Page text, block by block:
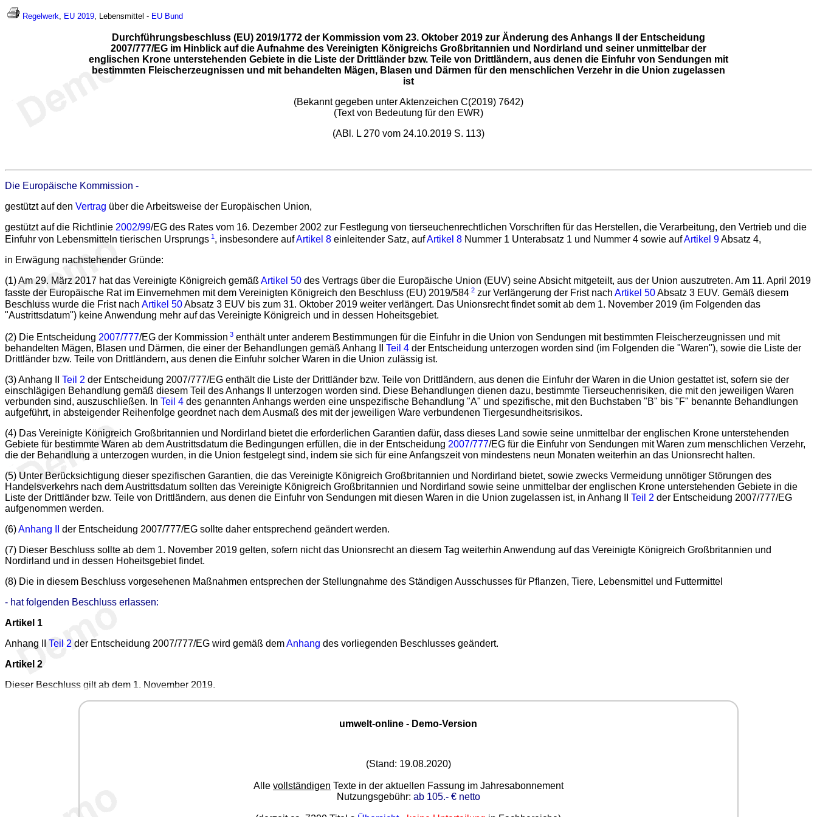
Regelwerk, EU 2019, Lebensmittel - EU Bund
Durchführungsbeschluss (EU) 2019/1772 der Kommission vom 23. Oktober 2019 zur Änderung des Anhangs II der Entscheidung
2007/777/EG im Hinblick auf die Aufnahme des Vereinigten Königreichs Großbritannien und Nordirland und seiner unmittelbar der
englischen Krone unterstehenden Gebiete in die Liste der Drittländer bzw. Teile von Drittländern, aus denen die Einfuhr von Sendungen mit
bestimmten Fleischerzeugnissen und mit behandelten Mägen, Blasen und Därmen für den menschlichen Verzehr in die Union zugelassen
ist
(Bekannt gegeben unter Aktenzeichen C(2019) 7642)
(Text von Bedeutung für den EWR)
(ABl. L 270 vom 24.10.2019 S. 113)
Die Europäische Kommission -
gestützt auf den Vertrag über die Arbeitsweise der Europäischen Union,
gestützt auf die Richtlinie 2002/99/EG des Rates vom 16. Dezember 2002 zur Festlegung von tierseuchenrechtlichen Vorschriften für das Herstellen, die Verarbeitung, den Vertrieb und die
Einfuhr von Lebensmitteln tierischen Ursprungs 1 , insbesondere aufArtikel 8 einleitender Satz, aufArtikel 8 Nummer 1 Unterabsatz 1 und Nummer 4 sowie aufArtikel 9Absatz 4,
in Erwägung nachstehender Gründe:
(1) Am 29. März 2017 hat das Vereinigte Königreich gemäß Artikel 50 des Vertrags über die Europäische Union (EUV) seine Absicht mitgeteilt, aus der Union auszutreten. Am 11. April 2019
fasste der Europäische Rat im Einvernehmen mit dem Vereinigten Königreich den Beschluss (EU) 2019/584 2 zur Verlängerung der Frist nach Artikel 50Absatz 3 EUV. Gemäß diesem
Beschluss wurde die Frist nach Artikel 50Absatz 3 EUV bis zum 31. Oktober 2019 weiter verlängert. Das Unionsrecht findet somit ab dem 1. November 2019 (im Folgenden das
"Austrittsdatum") keine Anwendung mehr auf das Vereinigte Königreich und in dessen Hoheitsgebiet.
(2) Die Entscheidung 2007/777/EG der Kommission 3 enthält unter anderem Bestimmungen für die Einfuhr in die Union von Sendungen mit bestimmten Fleischerzeugnissen und mit
behandelten Mägen, Blasen und Därmen, die einer der Behandlungen gemäß Anhang II Teil 4 der Entscheidung unterzogen worden sind (im Folgenden die "Waren"), sowie die Liste der
Drittländer bzw. Teile von Drittländern, aus denen die Einfuhr solcher Waren in die Union zulässig ist.
(3) Anhang II Teil 2 der Entscheidung 2007/777/EG enthält die Liste der Drittländer bzw. Teile von Drittländern, aus denen die Einfuhr der Waren in die Union gestattet ist, sofern sie der
einschlägigen Behandlung gemäß diesem Teil des Anhangs II unterzogen worden sind. Diese Behandlungen dienen dazu, bestimmte Tierseuchenrisiken, die mit den jeweiligen Waren
verbunden sind, auszuschließen. In Teil 4 des genannten Anhangs werden eine unspezifische Behandlung "A" und spezifische, mit den Buchstaben "B" bis "F" benannte Behandlungen
aufgeführt, in absteigender Reihenfolge geordnet nach dem Ausmaß des mit der jeweiligen Ware verbundenen Tiergesundheitsrisikos.
(4) Das Vereinigte Königreich Großbritannien und Nordirland bietet die erforderlichen Garantien dafür, dass dieses Land sowie seine unmittelbar der englischen Krone unterstehenden
Gebiete für bestimmte Waren ab dem Austrittsdatum die Bedingungen erfüllen, die in der Entscheidung 2007/777/EG für die Einfuhr von Sendungen mit Waren zum menschlichen Verzehr,
die der Behandlung a unterzogen wurden, in die Union festgelegt sind, indem sie sich für eine Anfangszeit von mindestens neun Monaten weiterhin an das Unionsrecht halten.
(5) Unter Berücksichtigung dieser spezifischen Garantien, die das Vereinigte Königreich Großbritannien und Nordirland bietet, sowie zwecks Vermeidung unnötiger Störungen des
Handelsverkehrs nach dem Austrittsdatum sollten das Vereinigte Königreich Großbritannien und Nordirland sowie seine unmittelbar der englischen Krone unterstehenden Gebiete in die
Liste der Drittländer bzw. Teile von Drittländern, aus denen die Einfuhr von Sendungen mit diesen Waren in die Union zugelassen ist, in Anhang II Teil 2 der Entscheidung 2007/777/EG
aufgenommen werden.
(6)Anhang II
der Entscheidung 2007/777/EG sollte daher entsprechend geändert werden.
(7) Dieser Beschluss sollte ab dem 1. November 2019 gelten, sofern nicht das Unionsrecht an diesem Tag weiterhin Anwendung auf das Vereinigte Königreich Großbritannien und
Nordirland und in dessen Hoheitsgebiet findet.
(8) Die in diesem Beschluss vorgesehenen Maßnahmen entsprechen der Stellungnahme des Ständigen Ausschusses für Pflanzen, Tiere, Lebensmittel und Futtermittel
- hat folgenden Beschluss erlassen:
Artikel 1
Anhang II Teil 2 der Entscheidung 2007/777/EG wird gemäß demAnhang des vorliegenden Beschlusses geändert.
Artikel 2
Dieser Beschluss gilt ab dem 1. November 2019.
umwelt-online - Demo-Version
(Stand: 19.08.2020)
Alle vollständigen Texte in der aktuellen Fassung im Jahresabonnement
Nutzungsgebühr: ab 105.- € netto